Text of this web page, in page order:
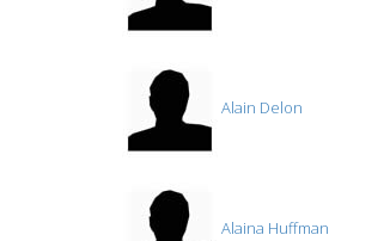
Alain Delon
Alaina Huffman